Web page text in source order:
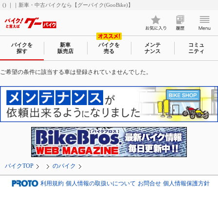
() ｜｜新車・中古バイクなら【グーバイク(GooBike)】
バイクを
探す
新車
販売店
バイクを
売る
メンテ
ナンス
コミュ
ニティ
ご希望の条件に該当する車は登録されていませんでした。
バイクTOP のバイク
利用規約 個人情報の取扱いについて お問合せ 個人情報保護方針